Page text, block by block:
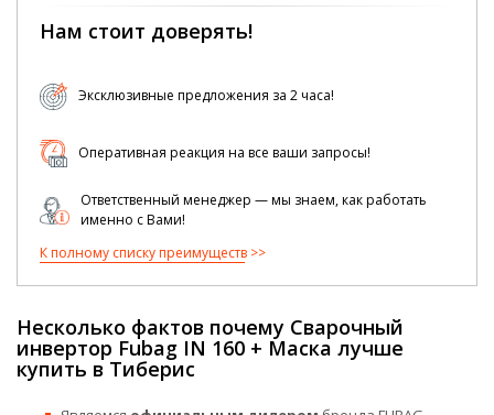
Нам стоит доверять!
Эксклюзивные предложения за 2 часа!
Оперативная реакция на все ваши запросы!
Ответственный менеджер — мы знаем, как работать
именно с Вами!
К полному списку преимуществ
Несколько фактов почему Сварочный
инвертор Fubag IN 160 + Маска лучше
купить в Тиберис